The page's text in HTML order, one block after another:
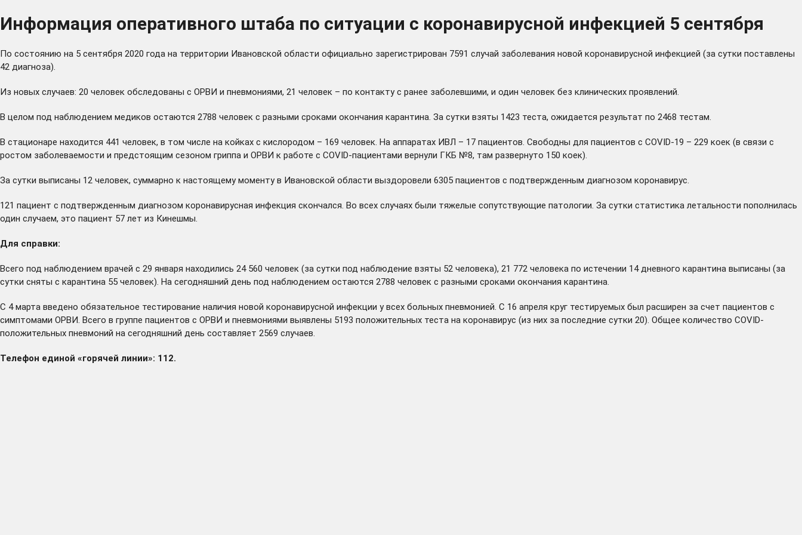
Информация оперативного штаба по ситуации с коронавирусной инфекцией 5 сентября
По состоянию на 5 сентября 2020 года на территории Ивановской области официально зарегистрирован 7591 случай заболевания новой коронавирусной инфекцией (за сутки поставлены
42 диагноза).
Из новых случаев: 20 человек обследованы с ОРВИ и пневмониями, 21 человек – по контакту с ранее заболевшими, и один человек без клинических проявлений.
В целом под наблюдением медиков остаются 2788 человек с разными сроками окончания карантина. За сутки взяты 1423 теста, ожидается результат по 2468 тестам.
В стационаре находится 441 человек, в том числе на койках с кислородом – 169 человек. На аппаратах ИВЛ – 17 пациентов. Свободны для пациентов с COVID-19 – 229 коек (в связи с
ростом заболеваемости и предстоящим сезоном гриппа и ОРВИ к работе с COVID-пациентами вернули ГКБ №8, там развернуто 150 коек).
За сутки выписаны 12 человек, суммарно к настоящему моменту в Ивановской области выздоровели 6305 пациентов с подтвержденным диагнозом коронавирус.
121 пациент с подтвержденным диагнозом коронавирусная инфекция скончался. Во всех случаях были тяжелые сопутствующие патологии. За сутки статистика летальности пополнилась
один случаем, это пациент 57 лет из Кинешмы.
Для справки:
Всего под наблюдением врачей с 29 января находились 24 560 человек (за сутки под наблюдение взяты 52 человека), 21 772 человека по истечении 14 дневного карантина выписаны (за
сутки сняты с карантина 55 человек). На сегодняшний день под наблюдением остаются 2788 человек с разными сроками окончания карантина.
С 4 марта введено обязательное тестирование наличия новой коронавирусной инфекции у всех больных пневмонией. С 16 апреля круг тестируемых был расширен за счет пациентов с
симптомами ОРВИ. Всего в группе пациентов с ОРВИ и пневмониями выявлены 5193 положительных теста на коронавирус (из них за последние сутки 20). Общее количество COVID-
положительных пневмоний на сегодняшний день составляет 2569 случаев.
Телефон единой «горячей линии»: 112.